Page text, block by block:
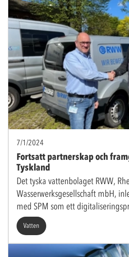
7/1/2024
Fortsatt partnerskap och
Tyskland
Det tyska vattenbolaget RWW,
Wasserwerksgesellschaft mbH,
med SPM som ett
Vatten